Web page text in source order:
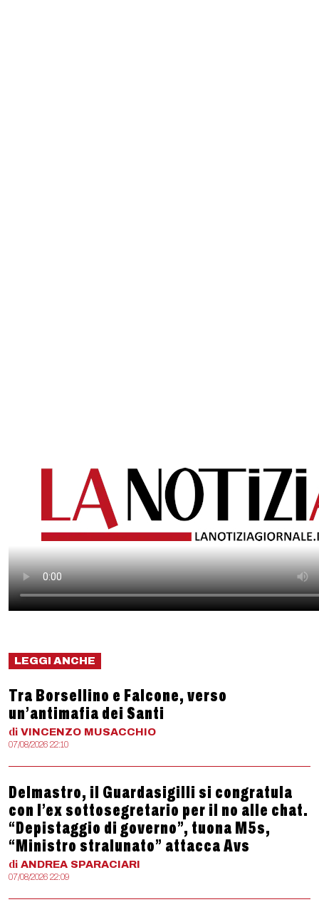
LEGGI ANCHE
Tra Borsellino e Falcone, verso
un’antimafia dei Santi
di VINCENZO MUSACCHIO
07/08/2026 22:10
Delmastro, il Guardasigilli si congratula
con l’ex sottosegretario per il no alle chat.
“Depistaggio di governo”, tuona M5s,
“Ministro stralunato” attacca Avs
di ANDREA SPARACIARI
07/08/2026 22:09